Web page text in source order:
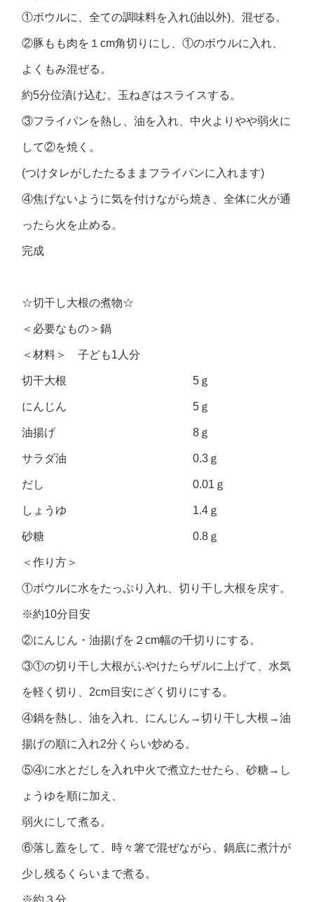
①ボウルに、全ての調味料を入れ(油以外)、混ぜる。
②豚もも肉を１cm角切りにし、①のボウルに入れ、
よくもみ混ぜる。
約5分位漬け込む。玉ねぎはスライスする。
③フライパンを熱し、油を入れ、中火よりやや弱火に
して②を焼く。
(つけタレがしたたるままフライパンに入れます)
④焦げないように気を付けながら焼き、全体に火が通
ったら火を止める。
完成
☆切干し大根の煮物☆
＜必要なもの＞鍋
＜材料＞ 子ども1人分
切干大根 5ｇ
にんじん 5ｇ
油揚げ 8ｇ
サラダ油 0.3ｇ
だし 0.01ｇ
しょうゆ 1.4ｇ
砂糖 0.8ｇ
＜作り方＞
①ボウルに水をたっぷり入れ、切り干し大根を戻す。
※約10分目安
②にんじん・油揚げを２cm幅の千切りにする。
③①の切り干し大根がふやけたらザルに上げて、水気
を軽く切り、2cm目安にざく切りにする。
④鍋を熱し、油を入れ、にんじん→切り干し大根→油
揚げの順に入れ2分くらい炒める。
⑤④に水とだしを入れ中火で煮立たせたら、砂糖→し
ょうゆを順に加え、
弱火にして煮る。
⑥落し蓋をして、時々箸で混ぜながら、鍋底に煮汁が
少し残るくらいまで煮る。
※約３分